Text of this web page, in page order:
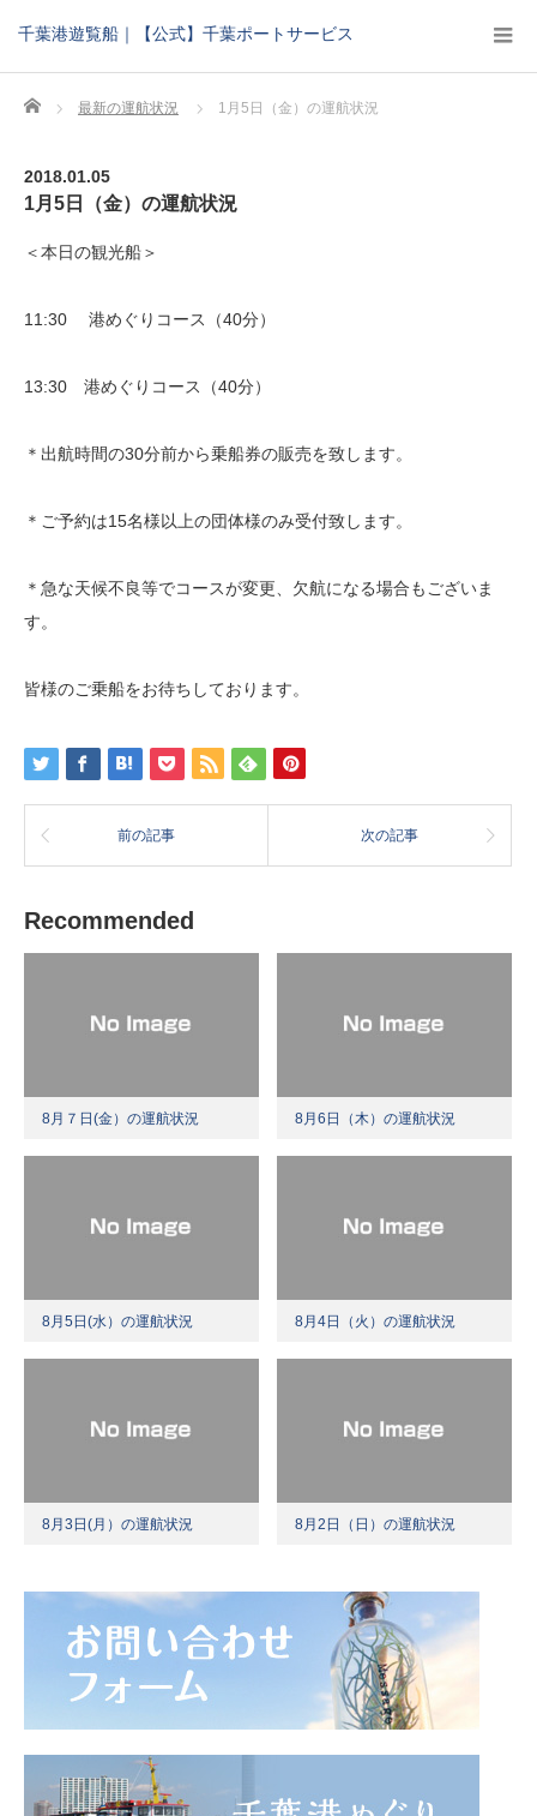
千葉港遊覧船｜【公式】千葉ポートサービス
Home 最新の運航状況 1月5日（金）の運航状況
2018.01.05
1月5日（金）の運航状況
＜本日の観光船＞
11:30 港めぐりコース（40分）
13:30 港めぐりコース（40分）
＊出航時間の30分前から乗船券の販売を致します。
＊ご予約は15名様以上の団体様のみ受付致します。
＊急な天候不良等でコースが変更、欠航になる場合もございま
す。
皆様のご乗船をお待ちしております。
前の記事 次の記事
Recommended
8月７日(金）の運航状況 8月6日（木）の運航状況
8月5日(水）の運航状況 8月4日（火）の運航状況
8月3日(月）の運航状況 8月2日（日）の運航状況